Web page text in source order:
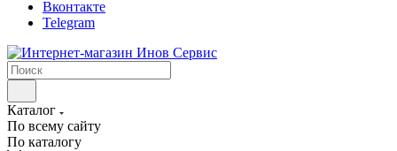
Вконтакте
Telegram
Каталог
По всему сайту
По каталогу